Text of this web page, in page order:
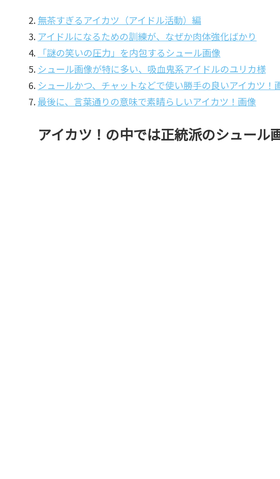
無茶すぎるアイカツ（アイドル活動）編
アイドルになるための訓練が、なぜか肉体強化ばかり
「謎の笑いの圧力」を内包するシュール画像
シュール画像が特に多い、吸血鬼系アイドルのユリカ様
シュールかつ、チャットなどで使い勝手の良いアイカツ！
最後に、言葉通りの意味で素晴らしいアイカツ！画像
アイカツ！の中では正統派のシュール